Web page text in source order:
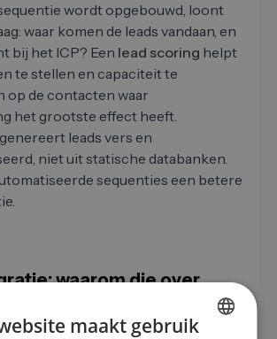
wordt opgebouwd, loont
waar komen de leads vandaan, en
bij het ICP? Een lead scoring helpt
te stellen en capaciteit te
de contacten waar
het grootste effect heeft.
leads vers en
niet uit statische databanken.
sequenties een betere
waarom die over
maakt gebruik